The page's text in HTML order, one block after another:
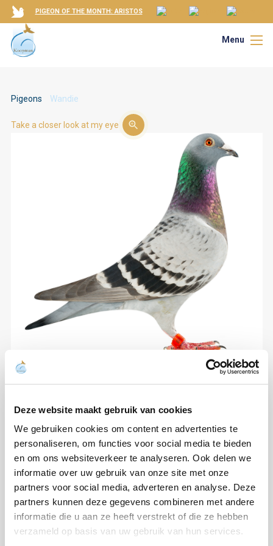
Deze website maakt gebruik van cookies
We gebruiken cookies om content en advertenties te
personaliseren, om functies voor social media te bieden
en om ons websiteverkeer te analyseren. Ook delen we
informatie over uw gebruik van onze site met onze
partners voor social media, adverteren en analyse. Deze
partners kunnen deze gegevens combineren met andere
informatie die u aan ze heeft verstrekt of die ze hebben
verzameld op basis van uw gebruik van hun services.
PIGEON OF THE MONTH: ARISTOS
Menu
Pigeons Wandie
Take a closer look at my eye